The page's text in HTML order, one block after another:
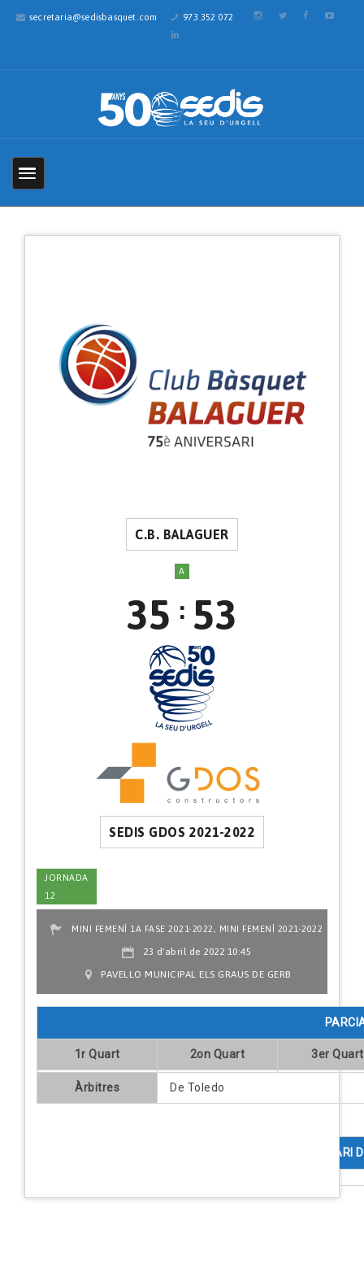
secretaria@sedisbasquet.com 973 352 072
C.B. BALAGUER
A
35 : 53
SEDIS GDOS 2021-2022
JORNADA
12
MINI FEMENÍ 1A FASE 2021-2022 , MINI FEMENÍ 2021-2022
23 d'abril de 2022 10:45
PAVELLO MUNICIPAL ELS GRAUS DE GERB
1r Quart 2on Quart 3er Quart
Àrbitres De Toledo
COMENTARI